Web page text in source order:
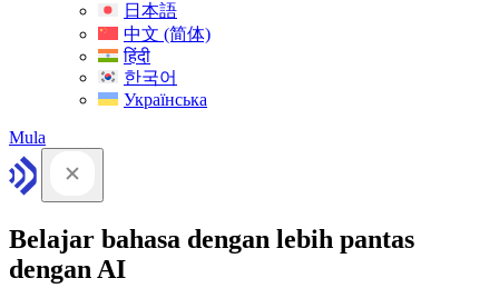
日本語
中文 (简体)
हिंदी
한국어
Українська
Mula
Belajar bahasa dengan lebih pantas
dengan AI